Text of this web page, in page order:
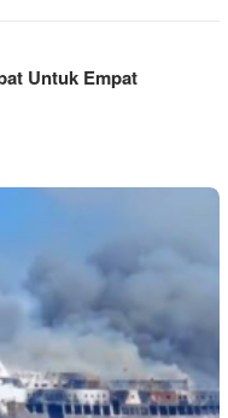
Untuk Empat